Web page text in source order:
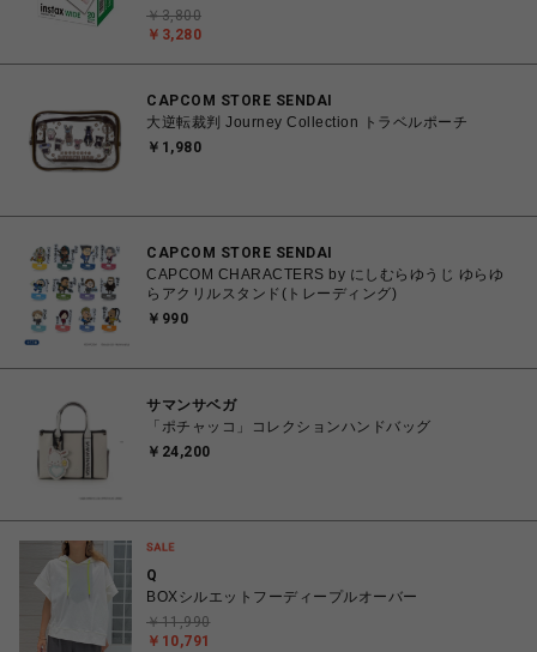
WIDE ワイド 2パック(10枚入×2) INSTAXWIDEWW2
￥3,280
￥3,800
CAPCOM STORE SENDAI
大逆転裁判 Journey Collection トラベルポーチ
￥1,980
CAPCOM STORE SENDAI
CAPCOM CHARACTERS by にしむらゆうじ ゆらゆ
らアクリルスタンド(トレーディング)
￥990
サマンサベガ
「ポチャッコ」コレクションハンドバッグ
￥24,200
Q
BOXシルエットフーディープルオーバー
￥10,791
￥11,990